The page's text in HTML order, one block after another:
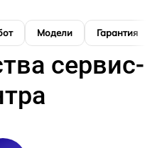
Модели Гарантия
сервис-